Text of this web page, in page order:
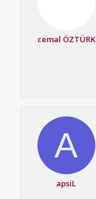
cemal ÖZTÜRK
A
apsiL